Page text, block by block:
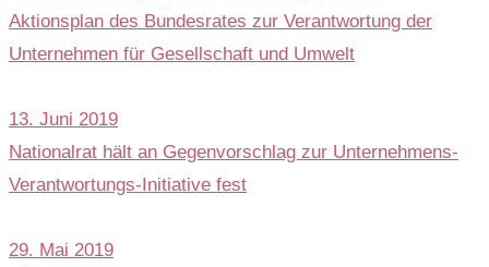
Aktionsplan des Bundesrates zur Verantwortung der
Unternehmen für Gesellschaft und Umwelt
13. Juni 2019
Nationalrat hält an Gegenvorschlag zur Unternehmens-
Verantwortungs-Initiative fest
29. Mai 2019